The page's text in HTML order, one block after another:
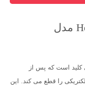
پرشرسوئیچ هانیول Honeywell مدل
کلید است که پس از
را قطع می کند. این